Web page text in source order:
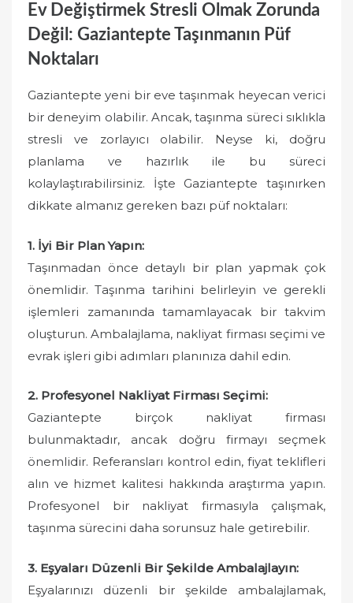
Ev Değiştirmek Stresli Olmak Zorunda
Değil: Gaziantepte Taşınmanın Püf
Noktaları
Gaziantepte yeni bir eve taşınmak heyecan verici
bir deneyim olabilir. Ancak, taşınma süreci sıklıkla
stresli ve zorlayıcı olabilir. Neyse ki, doğru
planlama ve hazırlık ile bu süreci
kolaylaştırabilirsiniz. İşte Gaziantepte taşınırken
dikkate almanız gereken bazı püf noktaları:
1. İyi Bir Plan Yapın:
Taşınmadan önce detaylı bir plan yapmak çok
önemlidir. Taşınma tarihini belirleyin ve gerekli
işlemleri zamanında tamamlayacak bir takvim
oluşturun. Ambalajlama, nakliyat firması seçimi ve
evrak işleri gibi adımları planınıza dahil edin.
2. Profesyonel Nakliyat Firması Seçimi:
Gaziantepte birçok nakliyat firması
bulunmaktadır, ancak doğru firmayı seçmek
önemlidir. Referansları kontrol edin, fiyat teklifleri
alın ve hizmet kalitesi hakkında araştırma yapın.
Profesyonel bir nakliyat firmasıyla çalışmak,
taşınma sürecini daha sorunsuz hale getirebilir.
3. Eşyaları Düzenli Bir Şekilde Ambalajlayın:
Eşyalarınızı düzenli bir şekilde ambalajlamak,